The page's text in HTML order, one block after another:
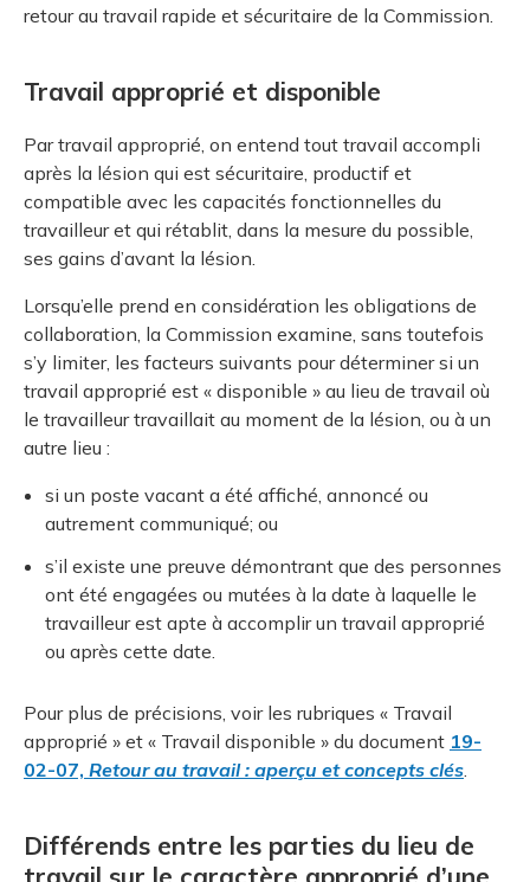
retour au travail rapide et sécuritaire de la Commission.
Travail approprié et disponible
Par travail approprié, on entend tout travail accompli
après la lésion qui est sécuritaire, productif et
compatible avec les capacités fonctionnelles du
travailleur et qui rétablit, dans la mesure du possible,
ses gains d’avant la lésion.
Lorsqu’elle prend en considération les obligations de
collaboration, la Commission examine, sans toutefois
s’y limiter, les facteurs suivants pour déterminer si un
travail approprié est « disponible » au lieu de travail où
le travailleur travaillait au moment de la lésion, ou à un
autre lieu :
si un poste vacant a été affiché, annoncé ou
autrement communiqué; ou
s’il existe une preuve démontrant que des personnes
ont été engagées ou mutées à la date à laquelle le
travailleur est apte à accomplir un travail approprié
ou après cette date.
Pour plus de précisions, voir les rubriques « Travail
approprié » et « Travail disponible » du document 19-
02-07, Retour au travail : aperçu et concepts clés
Différends entre les parties du lieu de